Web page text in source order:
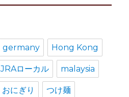
germany Hong Kong
JRAローカル malaysia
おにぎり つけ麺